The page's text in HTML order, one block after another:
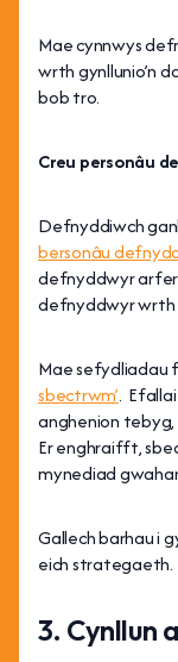
Mae cynnwys
wrth gynllunio’n
bob tro.
Creu personâu
Defnyddiwch
bersonâu
defnyddwyr
defnyddwyr wrth
Mae sefydliadau
sbectrwm’.
anghenion tebyg,
Er enghraifft,
mynediad
Gallech barhau i
eich strategaeth.
3. Cynllun